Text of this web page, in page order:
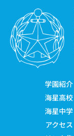
学園紹介
海星高校
海星中学
アクセス